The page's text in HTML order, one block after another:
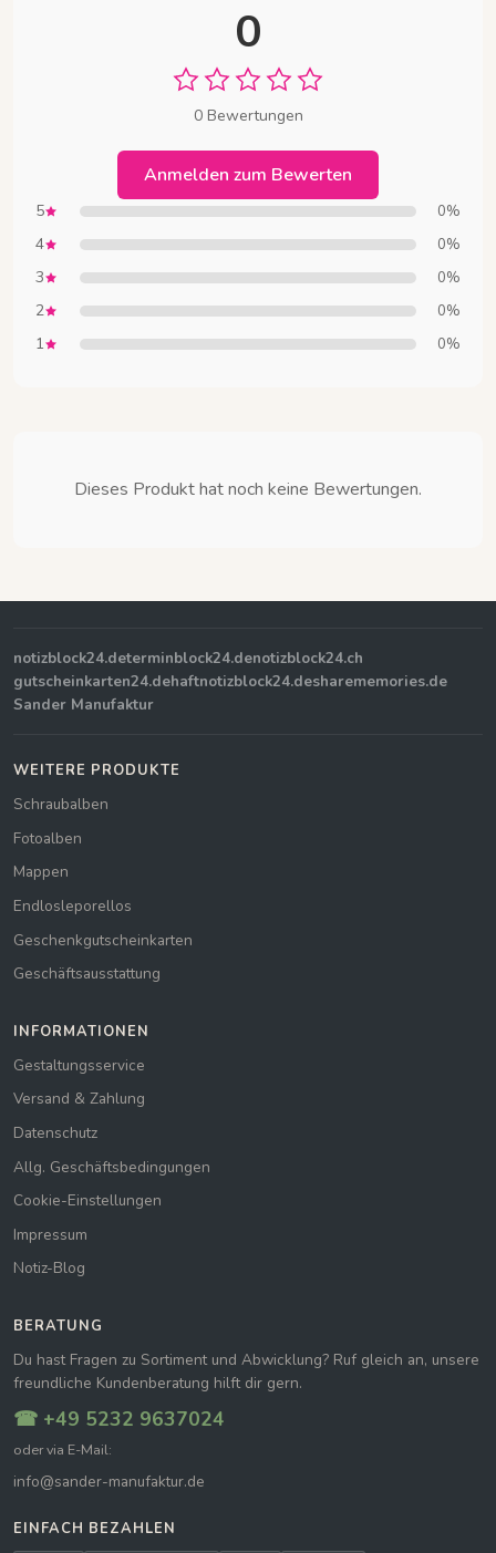
0
0 Bewertungen
Anmelden zum Bewerten
5 0%
4 0%
3 0%
2 0%
1 0%
Dieses Produkt hat noch keine Bewertungen.
notizblock24.determinblock24.denotizblock24.ch
gutscheinkarten24.dehaftnotizblock24.desharememories.de
Sander Manufaktur
WEITERE PRODUKTE
Schraubalben
Fotoalben
Mappen
Endlosleporellos
Geschenkgutscheinkarten
Geschäftsausstattung
INFORMATIONEN
Gestaltungsservice
Versand & Zahlung
Datenschutz
Allg. Geschäftsbedingungen
Cookie-Einstellungen
Impressum
Notiz-Blog
BERATUNG
Du hast Fragen zu Sortiment und Abwicklung? Ruf gleich an, unsere
freundliche Kundenberatung hilft dir gern.
☎ +49 5232 9637024
oder via E-Mail:
info@sander-manufaktur.de
EINFACH BEZAHLEN